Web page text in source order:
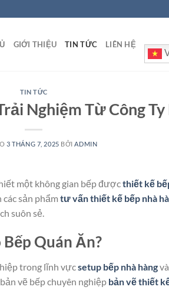
GIỚI THIỆU TIN TỨC LIÊN HỆ
TIN TỨC
Nghiệm Từ Công
3 THÁNG 7, 2025 BỞI ADMIN
một không gian bếp đượcthiết kế
sản phẩm tư vấn thiết kế bếp nhà
suôn sẻ.
Bếp Quán Ăn?
trong lĩnh vựcsetup bếp nhà hàng
vẽ bếp chuyên nghiệp bản vẽ thiết